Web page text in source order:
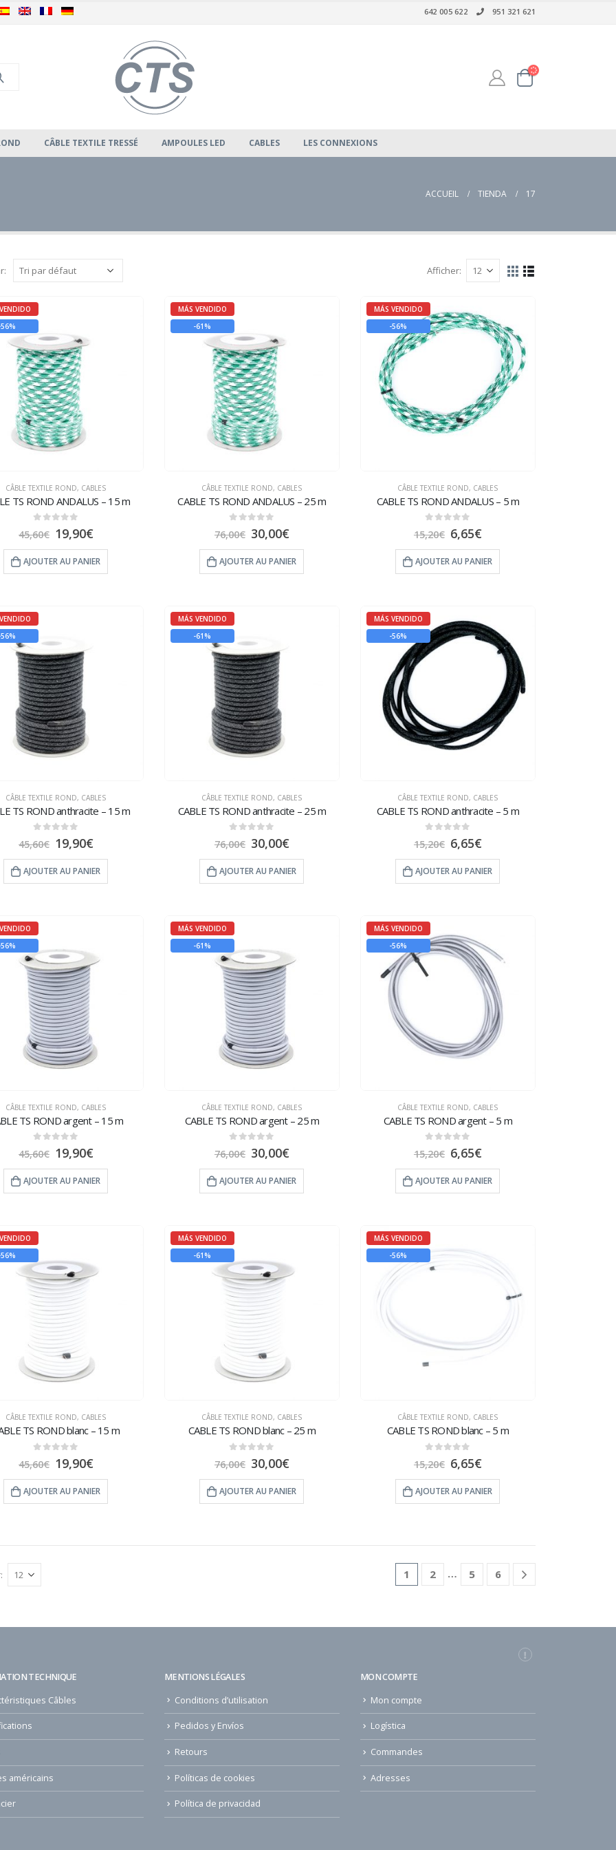
642 005 622 951 321 621
CÂBLE TEXTILE TRESSÉ AMPOULES LED CABLES LES CONNEXIONS
ACCUEIL TIENDA 17
Afficher:
CÂBLE TEXTILE ROND, CABLES
TS ROND ANDALUS – 15 m
sur 5
45,60€ 19,90€
AJOUTER AU PANIER
MÁS VENDIDO
-61%
CÂBLE TEXTILE ROND, CABLES
CABLE TS ROND ANDALUS – 25 m
sur 5
76,00€ 30,00€
AJOUTER AU PANIER
MÁS VENDIDO
-56%
CÂBLE TEXTILE ROND, CABLES
CABLE TS ROND ANDALUS – 5 m
sur 5
15,20€ 6,65€
AJOUTER AU PANIER
CÂBLE TEXTILE ROND, CABLES
TS ROND anthracite – 15 m
sur 5
45,60€ 19,90€
AJOUTER AU PANIER
MÁS VENDIDO
-61%
CÂBLE TEXTILE ROND, CABLES
CABLE TS ROND anthracite – 25 m
sur 5
76,00€ 30,00€
AJOUTER AU PANIER
MÁS VENDIDO
-56%
CÂBLE TEXTILE ROND, CABLES
CABLE TS ROND anthracite – 5 m
sur 5
15,20€ 6,65€
AJOUTER AU PANIER
CÂBLE TEXTILE ROND, CABLES
TS ROND argent – 15 m
sur 5
45,60€ 19,90€
AJOUTER AU PANIER
MÁS VENDIDO
-61%
CÂBLE TEXTILE ROND, CABLES
CABLE TS ROND argent – 25 m
sur 5
76,00€ 30,00€
AJOUTER AU PANIER
MÁS VENDIDO
-56%
CÂBLE TEXTILE ROND, CABLES
CABLE TS ROND argent – 5 m
sur 5
15,20€ 6,65€
AJOUTER AU PANIER
CÂBLE TEXTILE ROND, CABLES
TS ROND blanc – 15 m
45,60€ 19,90€
AJOUTER AU PANIER
MÁS VENDIDO
-61%
CÂBLE TEXTILE ROND, CABLES
CABLE TS ROND blanc – 25 m
76,00€ 30,00€
AJOUTER AU PANIER
MÁS VENDIDO
-56%
CÂBLE TEXTILE ROND, CABLES
CABLE TS ROND blanc – 5 m
15,20€ 6,65€
AJOUTER AU PANIER
1 2 … 5 6
TECHNIQUE
Câbles
américains
MENTIONS LÉGALES
Conditions d’utilisation
Pedidos y Envíos
Retours
Políticas de cookies
Política de privacidad
MON COMPTE
Mon compte
Logística
Commandes
Adresses